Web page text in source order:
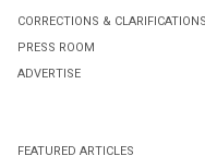
CORRECTIONS & CLARIFICATIONS
PRESS ROOM
ADVERTISE
FEATURED ARTICLES